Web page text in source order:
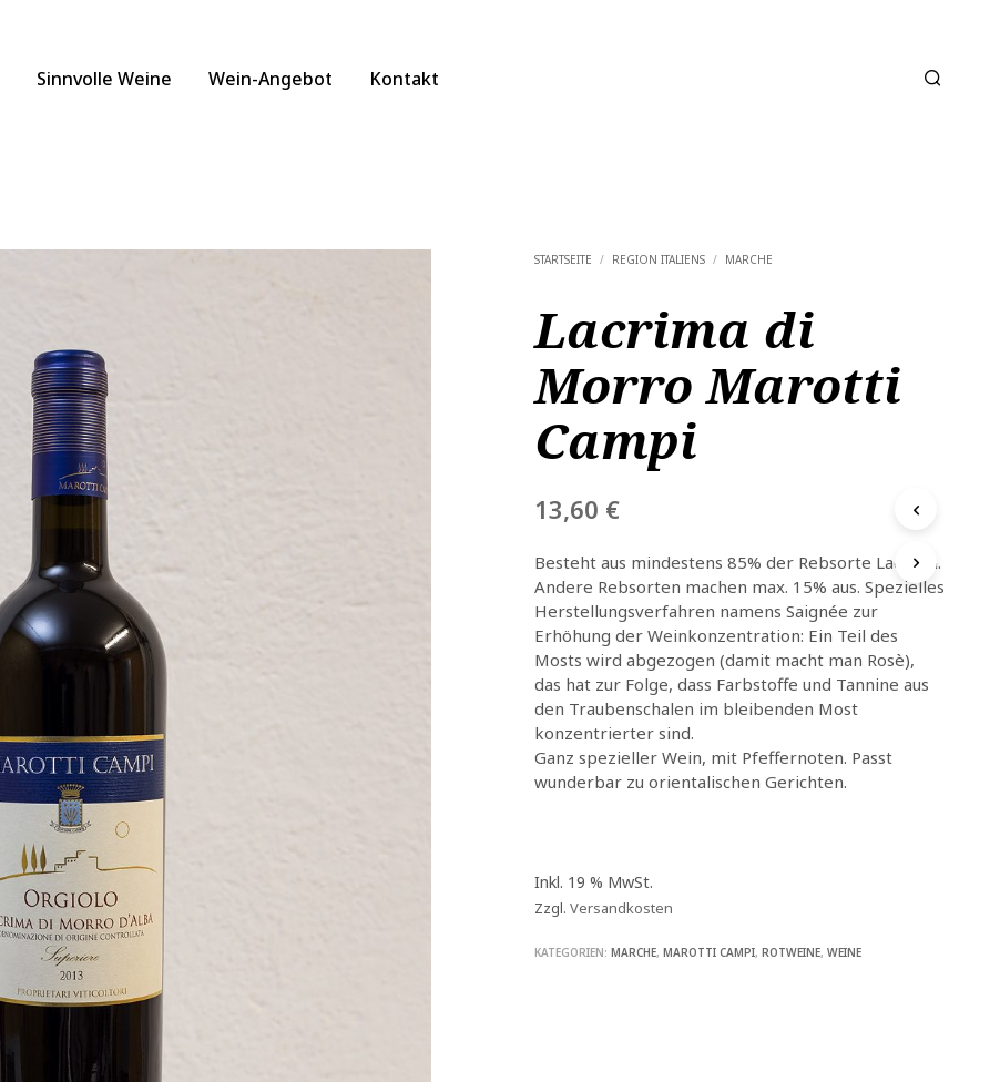
Sinnvolle Weine Wein-Angebot Kontakt
STARTSEITE / REGION ITALIENS / MARCHE
Lacrima di
Morro Marotti
Campi
13,60 €
Besteht aus mindestens 85% der Rebsorte Lacrima.
Andere Rebsorten machen max. 15% aus. Spezielles
Herstellungsverfahren namens Saignée zur
Erhöhung der Weinkonzentration: Ein Teil des
Mosts wird abgezogen (damit macht man Rosè),
das hat zur Folge, dass Farbstoffe und Tannine aus
den Traubenschalen im bleibenden Most
konzentrierter sind.
Ganz spezieller Wein, mit Pfeffernoten. Passt
wunderbar zu orientalischen Gerichten.
Inkl. 19 % MwSt.
Zzgl. Versandkosten
KATEGORIEN: MARCHE, MAROTTI CAMPI, ROTWEINE, WEINE